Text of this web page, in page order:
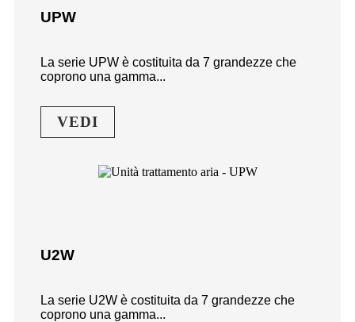
UPW
La serie UPW è costituita da 7 grandezze che
coprono una gamma...
VEDI
U2W
La serie U2W è costituita da 7 grandezze che
coprono una gamma...